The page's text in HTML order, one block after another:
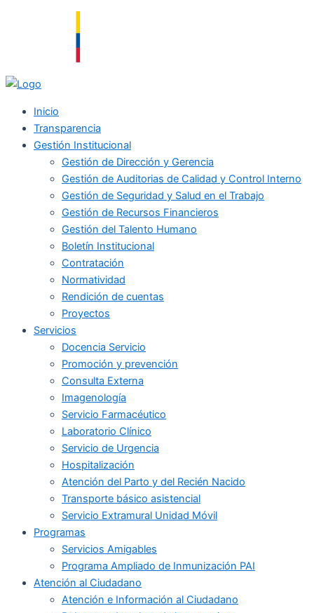
Inicio
Transparencia
Gestión Institucional
Gestión de Dirección y Gerencia
Gestión de Auditorias de Calidad y Control Interno
Gestión de Seguridad y Salud en el Trabajo
Gestión de Recursos Financieros
Gestión del Talento Humano
Boletín Institucional
Contratación
Normatividad
Rendición de cuentas
Proyectos
Servicios
Docencia Servicio
Promoción y prevención
Consulta Externa
Imagenología
Servicio Farmacéutico
Laboratorio Clínico
Servicio de Urgencia
Hospitalización
Atención del Parto y del Recién Nacido
Transporte básico asistencial
Servicio Extramural Unidad Móvil
Programas
Servicios Amigables
Programa Ampliado de Inmunización PAI
Atención al Ciudadano
Atención e Información al Ciudadano